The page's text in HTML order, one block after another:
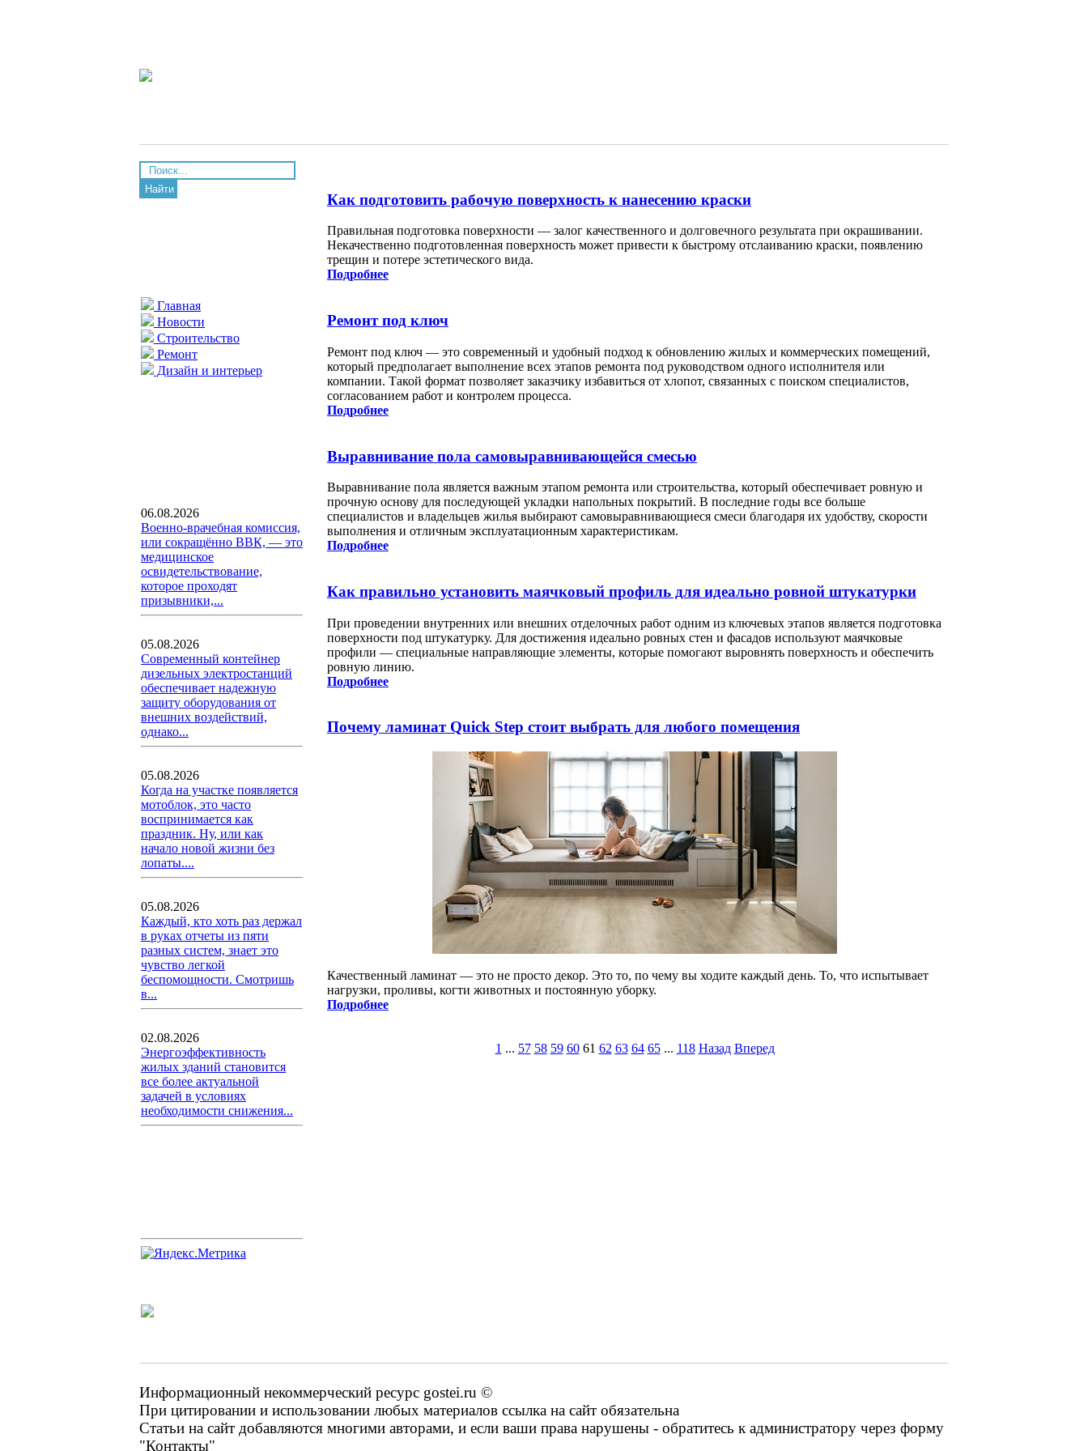
Найти
Главная
Новости
Строительство
Ремонт
Дизайн и интерьер
06.08.2026
Военно-врачебная комиссия,
или сокращённо ВВК, — это
медицинское
освидетельствование,
которое проходят
призывники,...
05.08.2026
Современный контейнер
дизельных электростанций
обеспечивает надежную
защиту оборудования от
внешних воздействий,
однако...
05.08.2026
Когда на участке появляется
мотоблок, это часто
воспринимается как
праздник. Ну, или как
начало новой жизни без
лопаты....
05.08.2026
Каждый, кто хоть раз держал
в руках отчеты из пяти
разных систем, знает это
чувство легкой
беспомощности. Смотришь
в...
02.08.2026
Энергоэффективность
жилых зданий становится
все более актуальной
задачей в условиях
необходимости снижения...
Как подготовить рабочую поверхность к нанесению краски
Правильная подготовка поверхности — залог качественного и долговечного результата при окрашивании.
Некачественно подготовленная поверхность может привести к быстрому отслаиванию краски, появлению
трещин и потере эстетического вида.
Подробнее
Ремонт под ключ
Ремонт под ключ — это современный и удобный подход к обновлению жилых и коммерческих помещений,
который предполагает выполнение всех этапов ремонта под руководством одного исполнителя или
компании. Такой формат позволяет заказчику избавиться от хлопот, связанных с поиском специалистов,
согласованием работ и контролем процесса.
Подробнее
Выравнивание пола самовыравнивающейся смесью
Выравнивание пола является важным этапом ремонта или строительства, который обеспечивает ровную и
прочную основу для последующей укладки напольных покрытий. В последние годы все больше
специалистов и владельцев жилья выбирают самовыравнивающиеся смеси благодаря их удобству, скорости
выполнения и отличным эксплуатационным характеристикам.
Подробнее
Как правильно установить маячковый профиль для идеально ровной штукатурки
При проведении внутренних или внешних отделочных работ одним из ключевых этапов является подготовка
поверхности под штукатурку. Для достижения идеально ровных стен и фасадов используют маячковые
профили — специальные направляющие элементы, которые помогают выровнять поверхность и обеспечить
ровную линию.
Подробнее
Почему ламинат Quick Step стоит выбрать для любого помещения
Качественный ламинат — это не просто декор. Это то, по чему вы ходите каждый день. То, что испытывает
нагрузки, проливы, когти животных и постоянную уборку.
Подробнее
1 ... 57 58 59 60 61 62 63 64 65 ... 118 Назад Вперед
Информационный некоммерческий ресурс gostei.ru ©
При цитировании и использовании любых материалов ссылка на сайт обязательна
Статьи на сайт добавляются многими авторами, и если ваши права нарушены - обратитесь к администратору через форму
"Контакты"